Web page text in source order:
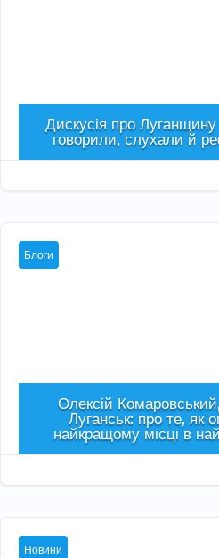
Дискусія про Луганщину
говорили, слухали й
Блоги
Олексій
Луганськ: про те, як
найкращому місці в
Новини